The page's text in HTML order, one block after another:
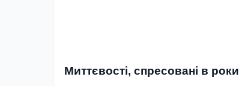
Миттєвості, спресовані в роки